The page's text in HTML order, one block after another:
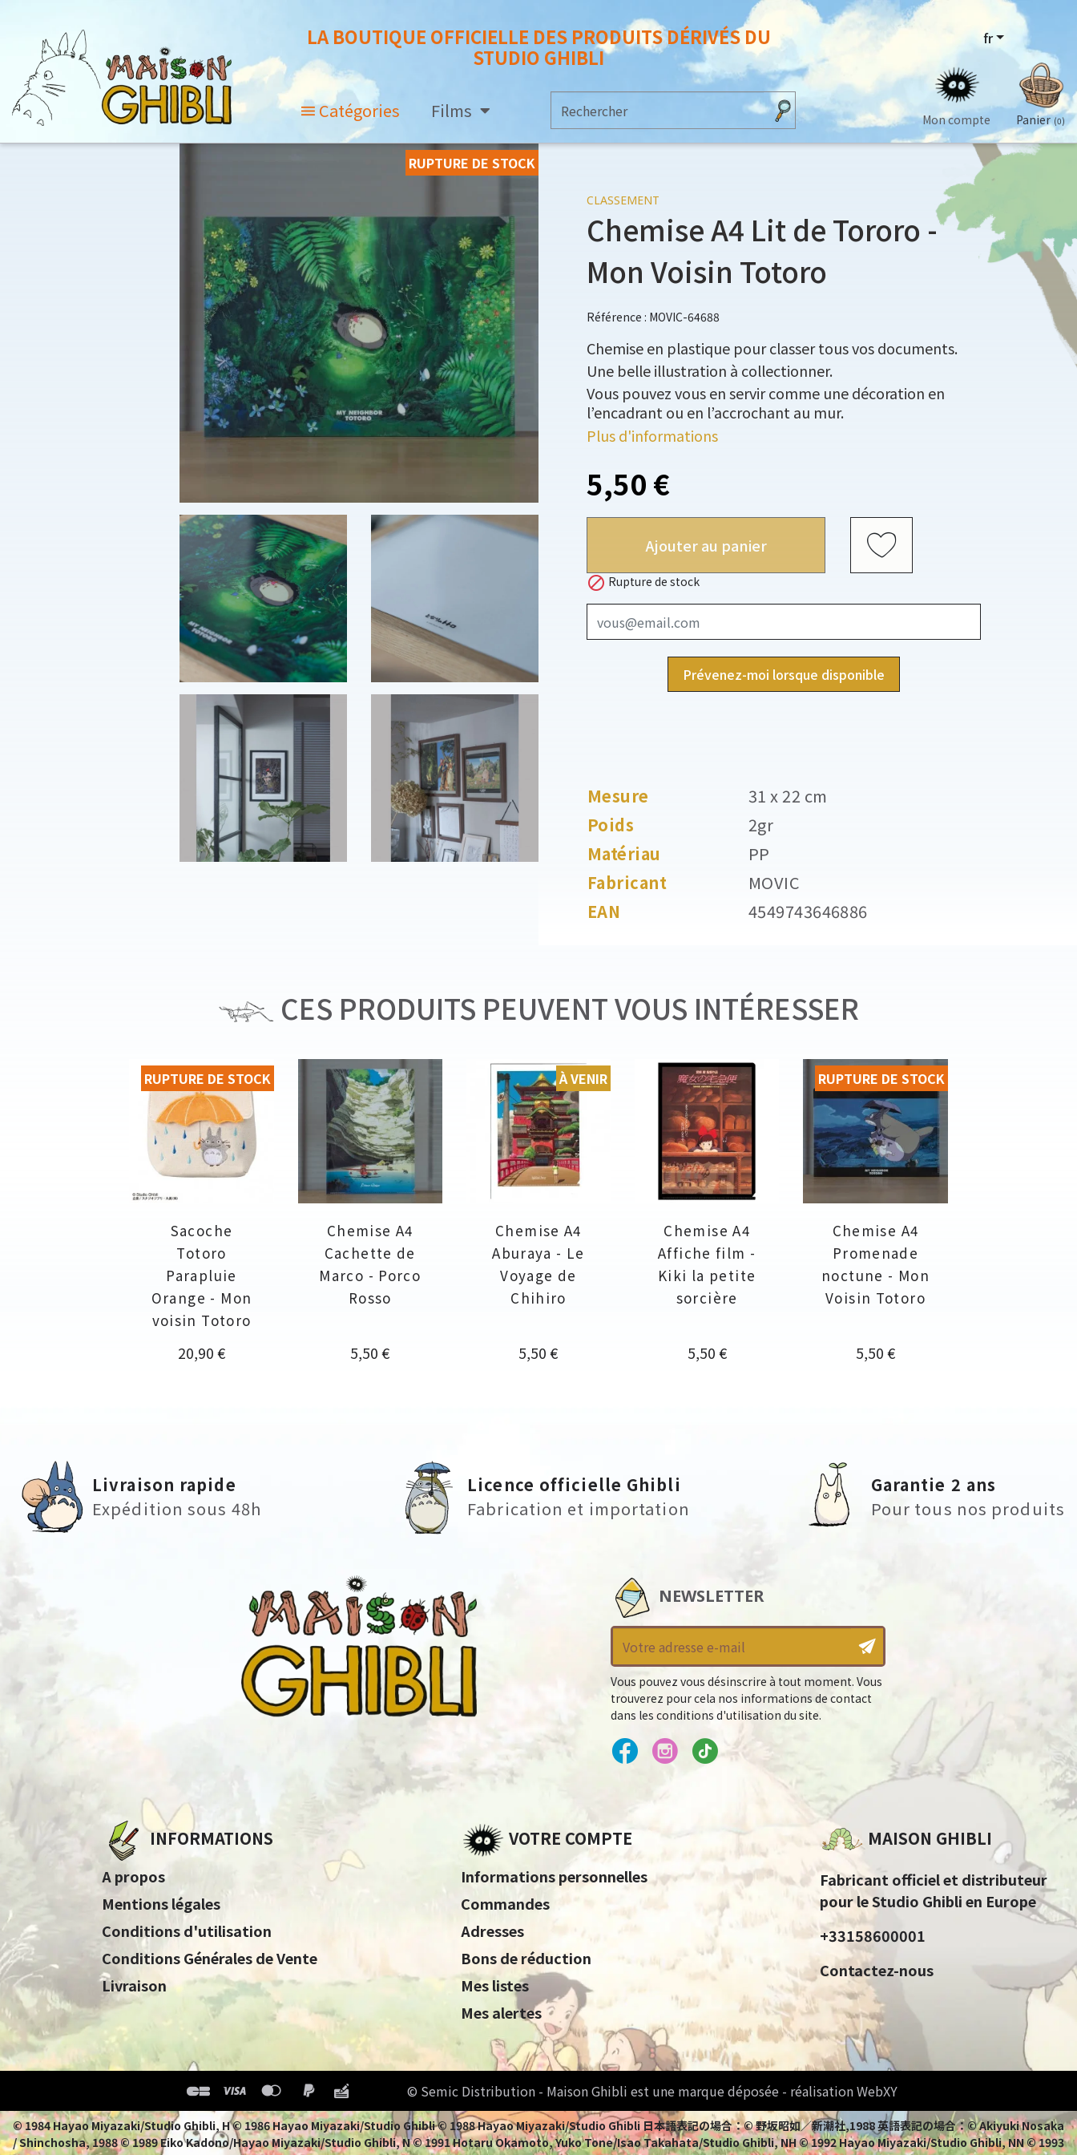
LA BOUTIQUE OFFICIELLE DES PRODUITS DÉRIVÉS DU
STUDIO GHIBLI
Catégories Films
fr
Mon compte Panier (0)
RUPTURE DE STOCK
CLASSEMENT
Chemise A4 Lit de Tororo -
Mon Voisin Totoro
Référence : MOVIC-64688
Chemise en plastique pour classer tous vos documents.
Une belle illustration à collectionner.
Vous pouvez vous en servir comme une décoration en
l’encadrant ou en l’accrochant au mur.
Plus d'informations
5,50 €
Ajouter au panier
 Rupture de stock
Prévenez-moi lorsque disponible
Mesure
31 x 22 cm
Poids
2gr
Matériau
PP
Fabricant
MOVIC
EAN
4549743646886
CES PRODUITS PEUVENT VOUS INTÉRESSER
Sacoche
Totoro
Parapluie
Orange - Mon
voisin Totoro
Prix
20,90 €
RUPTURE DE STOCK
Chemise A4
Cachette de
Marco - Porco
Rosso
Prix
5,50 €
Chemise A4
Aburaya - Le
Voyage de
Chihiro
Prix
5,50 €
À VENIR
Chemise A4
Affiche film -
Kiki la petite
sorcière
Prix
5,50 €
Chemise A4
Promenade
noctune - Mon
Voisin Totoro
Prix
5,50 €
RUPTURE DE STOCK
Livraison rapide
Expédition sous 48h
Licence officielle Ghibli
Fabrication et importation
Garantie 2 ans
Pour tous nos produits
NEWSLETTER
Vous pouvez vous désinscrire à tout moment. Vous
trouverez pour cela nos informations de contact
dans les conditions d'utilisation du site.
INFORMATIONS
A propos
Mentions légales
Conditions d'utilisation
Conditions Générales de Vente
Livraison
VOTRE COMPTE
Informations personnelles
Commandes
Adresses
Bons de réduction
Mes listes
Mes alertes
MAISON GHIBLI
Fabricant officiel et distributeur
pour le Studio Ghibli en Europe
+33158600001
Contactez-nous
© Semic Distribution - Maison Ghibli est une marque déposée - réalisation WebXY
© 1984 Hayao Miyazaki/Studio Ghibli, H © 1986 Hayao Miyazaki/Studio Ghibli © 1988 Hayao Miyazaki/Studio Ghibli 日本語表記の場合：© 野坂昭如／新潮社,1988 英語表記の場合：© Akiyuki Nosaka
/ Shinchosha, 1988 © 1989 Eiko Kadono/Hayao Miyazaki/Studio Ghibli, N © 1991 Hotaru Okamoto, Yuko Tone/Isao Takahata/Studio Ghibli, NH © 1992 Hayao Miyazaki/Studio Ghibli, NN © 1993